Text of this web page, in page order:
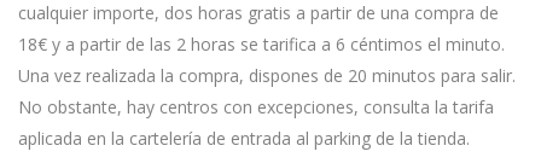
cualquier importe, dos horas gratis a partir de una compra de
18€ y a partir de las 2 horas se tarifica a 6 céntimos el minuto.
Una vez realizada la compra, dispones de 20 minutos para salir.
No obstante, hay centros con excepciones, consulta la tarifa
aplicada en la cartelería de entrada al parking de la tienda.